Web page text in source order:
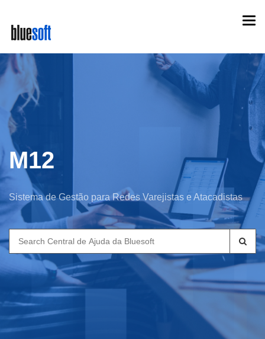
main
content
M12
Sistema de Gestão para Redes Varejistas e Atacadistas
Search
for: